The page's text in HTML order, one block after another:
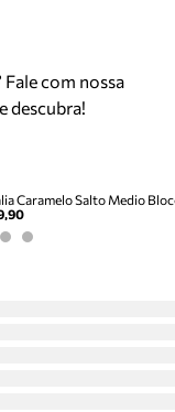
Fale com nossa
descubra!